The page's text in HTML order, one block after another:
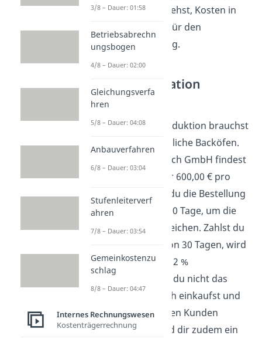
deine Kuchen beziehst, Kosten in
Höhe von 66,78 € für den
kompletten Auftrag.
Bezugskalkulation
Aufgabe 2
Für die Kuchenproduktion brauchst
du nun drei zusätzliche Backöfen.
Beim Anbieter Busch GmbH findest
du ein Angebot für 600,00 € pro
Backofen. Sobald du die Bestellung
aufgibst, hast du 90 Tage, um die
Rechnung zu begleichen. Zahlst du
sogar innerhalb von 30 Tagen, wird
dir ein Skonto von 2 %
zugesprochen. Da du nicht das
erste Mal bei Busch einkaufst und
diese dich als treuen Kunden
wertschätzen, wird dir zudem ein
3/8 – Dauer: 01:58
Betriebsabrechn
ungsbogen
4/8 – Dauer: 02:00
Gleichungsverfa
hren
5/8 – Dauer: 04:08
Anbauverfahren
6/8 – Dauer: 03:04
Stufenleiterverf
ahren
7/8 – Dauer: 03:54
Gemeinkostenzu
schlag
8/8 – Dauer: 04:47
Internes Rechnungswesen
Kostenträgerrechnung